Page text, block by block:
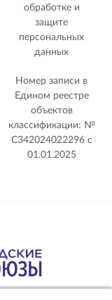
обработке и
защите
персональных
данных
Номер записи в
Едином реестре
объектов
классификации: №
С342024022296 c
01.01.2025